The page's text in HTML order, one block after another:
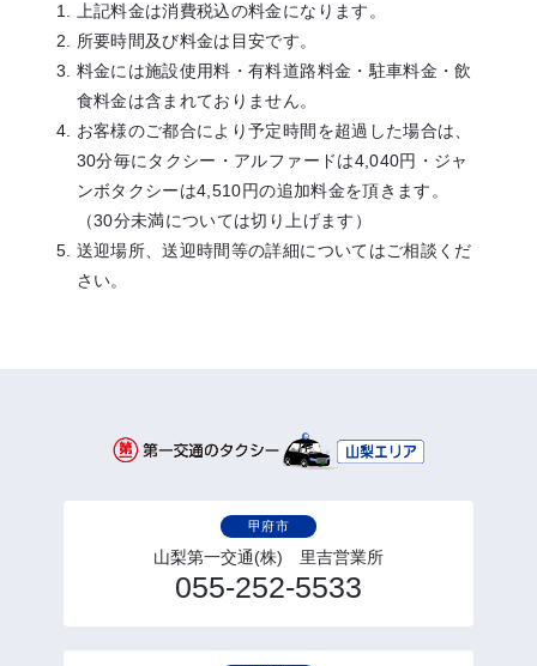
上記料金は消費税込の料金になります。
所要時間及び料金は目安です。
料金には施設使用料・有料道路料金・駐車料金・飲
食料金は含まれておりません。
お客様のご都合により予定時間を超過した場合は、
30分毎にタクシー・アルファードは4,040円・ジャ
ンボタクシーは4,510円の追加料金を頂きます。
（30分未満については切り上げます）
送迎場所、送迎時間等の詳細についてはご相談くだ
さい。
甲府市
山梨第一交通(株) 里吉営業所
055-252-5533